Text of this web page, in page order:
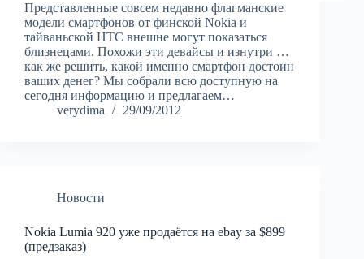
Представленные совсем недавно флагманские
модели смартфонов от финской Nokia и
тайваньской HTC внешне могут показаться
близнецами. Похожи эти девайсы и изнутри …
как же решить, какой именно смартфон достоин
ваших денег? Мы собрали всю доступную на
сегодня информацию и предлагаем…
verydima
29/09/2012
Новости
Nokia Lumia 920 уже продаётся на ebay за $899
(предзаказ)